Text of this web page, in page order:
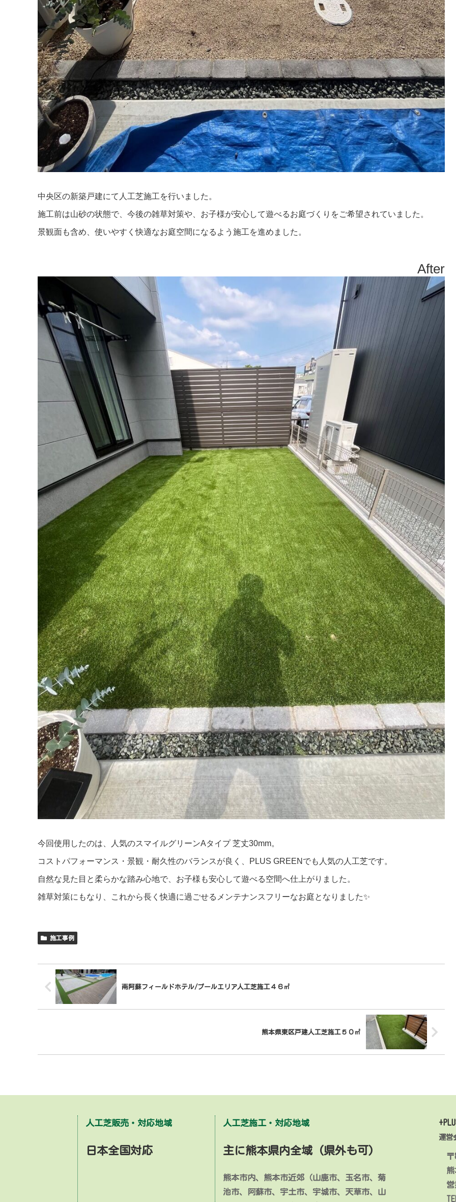
中央区の新築戸建にて人工芝施工を行いました。
施工前は山砂の状態で、今後の雑草対策や、お子様が安心して遊べるお庭づくりをご希望されていました。
景観面も含め、使いやすく快適なお庭空間になるよう施工を進めました。
After
今回使用したのは、人気のスマイルグリーンAタイプ 芝丈30mm。
コストパフォーマンス・景観・耐久性のバランスが良く、PLUS GREENでも人気の人工芝です。
自然な見た目と柔らかな踏み心地で、お子様も安心して遊べる空間へ仕上がりました。
雑草対策にもなり、これから長く快適に過ごせるメンテナンスフリーなお庭となりました✨
施工事例
南阿蘇フィールドホテル/プールエリア人工芝施工４６㎡
熊本県東区戸建人工芝施工５０㎡
人工芝販売・対応地域
日本全国対応
人工芝施工・対応地域
主に熊本県内全域 (県外も可)
熊本市内、熊本市近郊（山鹿市、玉名市、菊
池市、阿蘇市、宇土市、宇城市、天草市、山
運営
〒